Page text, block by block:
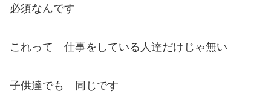
必須なんです
これって 仕事をしている人達だけじゃ無い
子供達でも 同じです